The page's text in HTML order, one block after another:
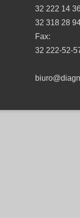
32 222 14
32 318 28
Fax:
32 222-52-